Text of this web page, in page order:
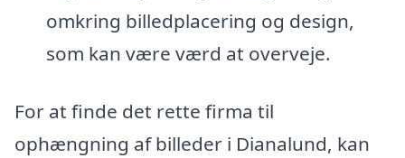
omkring billedplacering og design,
som kan være værd at overveje.
For at finde det rette firma til
ophængning af billeder i Dianalund, kan